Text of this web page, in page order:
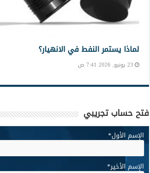
لماذا يستمر النفط في الانهيار؟
23 يونيو, 2026 7:41 ص
فتح حساب تجريبي
الإسم الأول*
الإسم الأخير*